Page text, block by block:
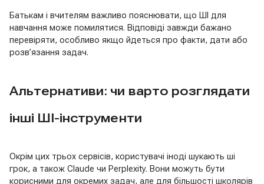
Батькам і вчителям важливо пояснювати, що ШІ для
навчання може помилятися. Відповіді завжди бажано
перевіряти, особливо якщо йдеться про факти, дати або
розв’язання задач.
Альтернативи: чи варто розглядати
інші ШІ-інструменти
Окрім цих трьох сервісів, користувачі іноді шукають ші
грок, а також Claude чи Perplexity. Вони можуть бути
корисними для окремих задач, але для більшості школярів